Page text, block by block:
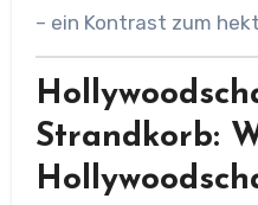
– ein Kontrast zum
Strandkorb: